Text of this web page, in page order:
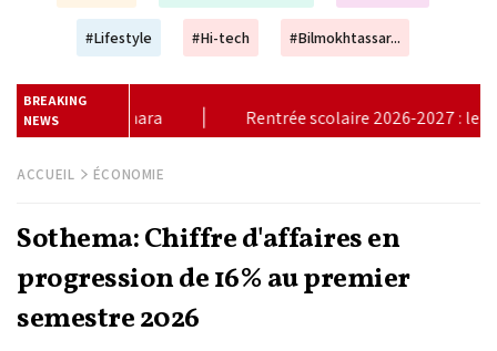
#Lifestyle #Hi-tech #Bilmokhtassar...
BREAKING
NEWS
scolaire 2026-2027 : le calendrier maintenu, aucun report prévu
ACCUEIL ÉCONOMIE
Sothema: Chiffre d'affaires en
progression de 16% au premier
semestre 2026